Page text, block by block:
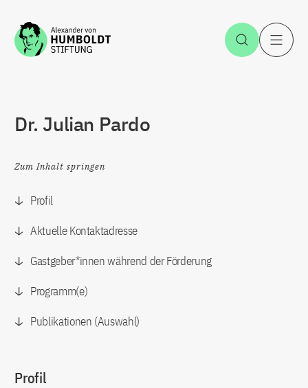
Zum Inhalt springen Suche
Dr. Julian Pardo
Zum Inhalt springen
Profil
Aktuelle Kontaktadresse
Gastgeber*innen während der Förderung
Programm(e)
Publikationen (Auswahl)
Profil